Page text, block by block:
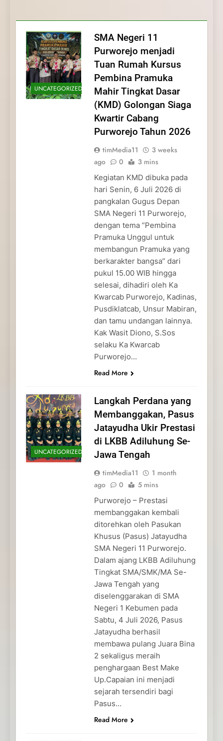
dan Pengabdian Generasi
Pramuka
Pramuka
Kepedulian
UNCATEGORIZED
SMA Negeri 11
Purworejo menjadi
Tuan Rumah Kursus
Pembina Pramuka
Mahir Tingkat Dasar
(KMD) Golongan Siaga
Kwartir Cabang
Purworejo Tahun 2026
timMedia11
3 weeks
ago
0 3 mins
Kegiatan KMD dibuka pada
hari Senin, 6 Juli 2026 di
pangkalan Gugus Depan
SMA Negeri 11 Purworejo,
dengan tema “Pembina
Pramuka Unggul untuk
membangun Pramuka yang
berkarakter bangsa” dari
pukul 15.00 WIB hingga
selesai, dihadiri oleh Ka
Kwarcab Purworejo, Kadinas,
Pusdiklatcab, Unsur Mabiran,
dan tamu undangan lainnya.
Kak Wasit Diono, S.Sos
selaku Ka Kwarcab
Purworejo…
Read More
UNCATEGORIZED
Langkah Perdana yang
Membanggakan, Pasus
Jatayudha Ukir Prestasi
di LKBB Adiluhung Se-
Jawa Tengah
timMedia11
1 month
ago
0 5 mins
Purworejo – Prestasi
membanggakan kembali
ditorehkan oleh Pasukan
Khusus (Pasus) Jatayudha
SMA Negeri 11 Purworejo.
Dalam ajang LKBB Adiluhung
Tingkat SMA/SMK/MA Se-
Jawa Tengah yang
diselenggarakan di SMA
Negeri 1 Kebumen pada
Sabtu, 4 Juli 2026, Pasus
Jatayudha berhasil
membawa pulang Juara Bina
2 sekaligus meraih
penghargaan Best Make
Up.Capaian ini menjadi
sejarah tersendiri bagi
Pasus…
Read More